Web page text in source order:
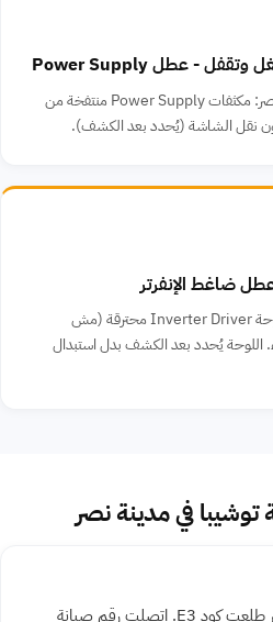
الأكثر شيوعاً في شاشات توشيبا في مصر: مكثفات Power Supply منتفخة من
نقل الشاشة (يُحدد بعد الكشف).
في 70% من الحالات السبب هو لوحة Inverter Driver محترقة (مش
اللوحة يُحدد بعد الكشف بدل استبدال
توشيبا في مدينة نصر
غسالة توشيبا عندي في مدينة نصر طلعت كود E3. اتصلت رقم صيانة